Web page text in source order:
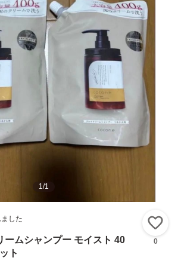
1/1
した
ムシャンプー モイスト 40
ト
0